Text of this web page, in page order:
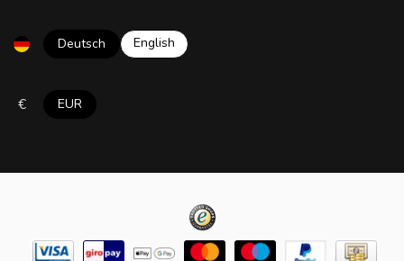
Deutsch English
€ EUR